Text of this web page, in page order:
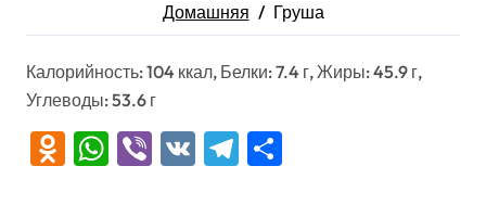
Домашняя Груша
Калорийность: 104 ккал, Белки: 7.4 г, Жиры: 45.9 г,
Углеводы: 53.6 г
Odnoklassniki
WhatsApp
Viber
VK Telegram